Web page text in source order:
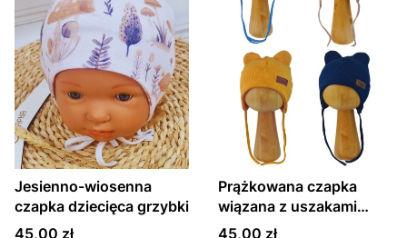
Jesienno-wiosenna
czapka dziecięca grzybki
Cena
45,00 zł
Prążkowana czapka
wiązana z uszakami
wiosna/jesień
Cena
45,00 zł